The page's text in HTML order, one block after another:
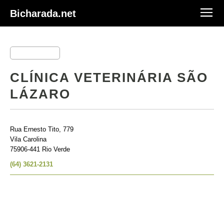
Bicharada.net
CLÍNICA VETERINÁRIA SÃO
LÁZARO
Rua Ernesto Tito, 779
Vila Carolina
75906-441 Rio Verde
(64) 3621-2131